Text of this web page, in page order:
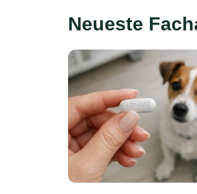
Neueste